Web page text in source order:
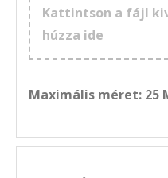
Kattintson a fájl
húzza ide
Maximális méret: 25